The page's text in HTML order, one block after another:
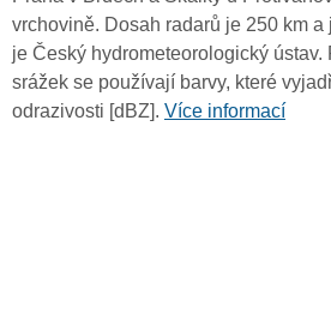
vrchovině. Dosah radarů je 250 km
je Český hydrometeorologický ústav.
srážek se používají barvy, které
odrazivosti [dBZ]. Více informací